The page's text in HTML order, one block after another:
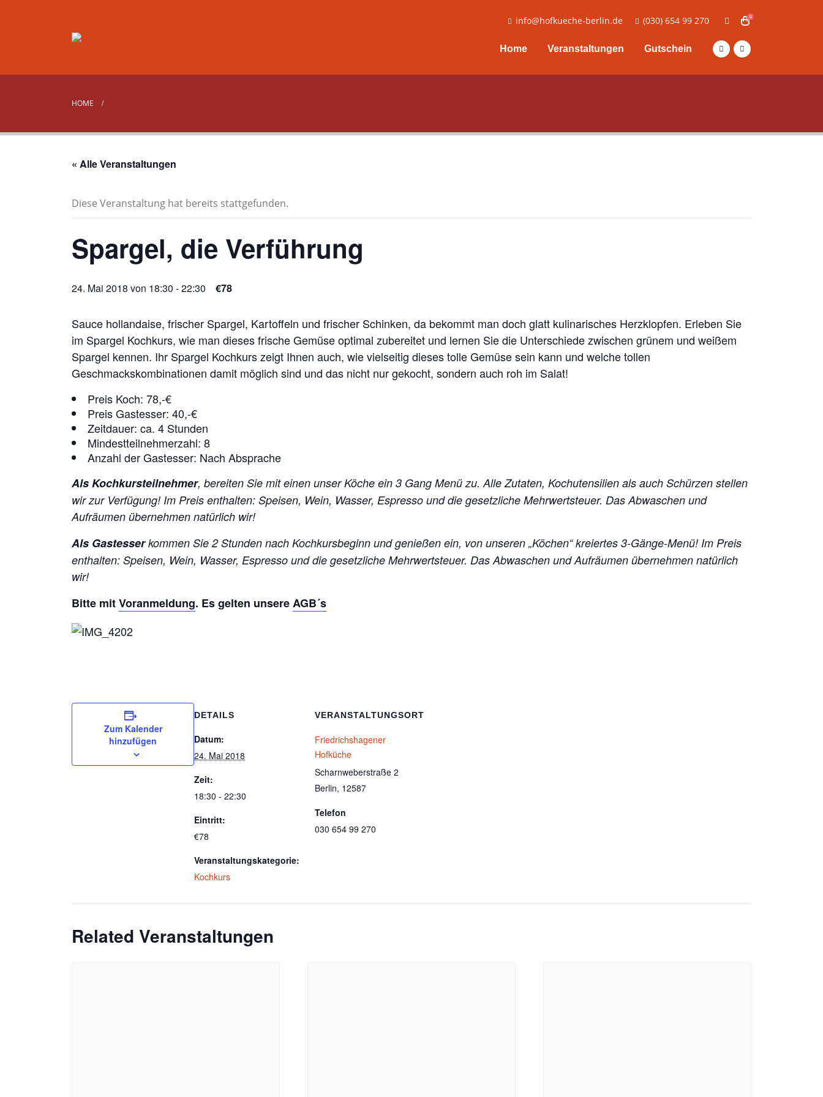
info@hofkueche-berlin.de (030) 654 99 270 0
Home Veranstaltungen Gutschein
HOME
« Alle Veranstaltungen
Diese Veranstaltung hat bereits stattgefunden.
Spargel, die Verführung
24. Mai 2018 von 18:30 -22:30 €78
Sauce hollandaise, frischer Spargel, Kartoffeln und frischer Schinken, da bekommt man doch glatt kulinarisches Herzklopfen. Erleben Sie
im Spargel Kochkurs, wie man dieses frische Gemüse optimal zubereitet und lernen Sie die Unterschiede zwischen grünem und weißem
Spargel kennen. Ihr Spargel Kochkurs zeigt Ihnen auch, wie vielseitig dieses tolle Gemüse sein kann und welche tollen
Geschmackskombinationen damit möglich sind und das nicht nur gekocht, sondern auch roh im Salat!
Preis Koch: 78,-€
Preis Gastesser: 40,-€
Zeitdauer: ca. 4 Stunden
Mindestteilnehmerzahl: 8
Anzahl der Gastesser: Nach Absprache
Als Kochkursteilnehmer, bereiten Sie mit einen unser Köche ein 3 Gang Menü zu. Alle Zutaten, Kochutensilien als auch Schürzen stellen
wir zur Verfügung! Im Preis enthalten: Speisen, Wein, Wasser, Espresso und die gesetzliche Mehrwertsteuer. Das Abwaschen und
Aufräumen übernehmen natürlich wir!
Als Gastesserkommen Sie 2 Stunden nach Kochkursbeginn und genießen ein, von unseren „Köchen“ kreiertes 3-Gänge-Menü! Im Preis
enthalten: Speisen, Wein, Wasser, Espresso und die gesetzliche Mehrwertsteuer. Das Abwaschen und Aufräumen übernehmen natürlich
wir!
Bitte mitVoranmeldung. Es gelten unsereAGB´s
Zum Kalender
hinzufügen
DETAILS
Datum:
24. Mai 2018
Zeit:
18:30 - 22:30
Eintritt:
€78
Veranstaltungskategorie:
Kochkurs
VERANSTALTUNGSORT
Friedrichshagener
Hofküche
Scharnweberstraße 2
Berlin, 12587
Telefon
030 654 99 270
Related Veranstaltungen